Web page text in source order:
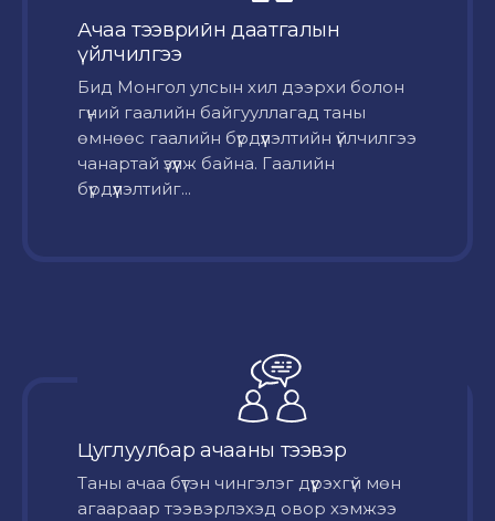
Ачаа тээврийн даатгалын
үйлчилгээ
Бид Монгол улсын хил дээрхи болон
гүний гаалийн байгууллагад таны
өмнөөс гаалийн бүрдүүлэлтийн үйлчилгээ
чанартай үзүүлж байна. Гаалийн
бүрдүүлэлтийг...
Цуглуулбар ачааны тээвэр
Таны ачаа бүтэн чингэлэг дүүрэхгүй мөн
агаараар тээвэрлэхэд овор хэмжээ